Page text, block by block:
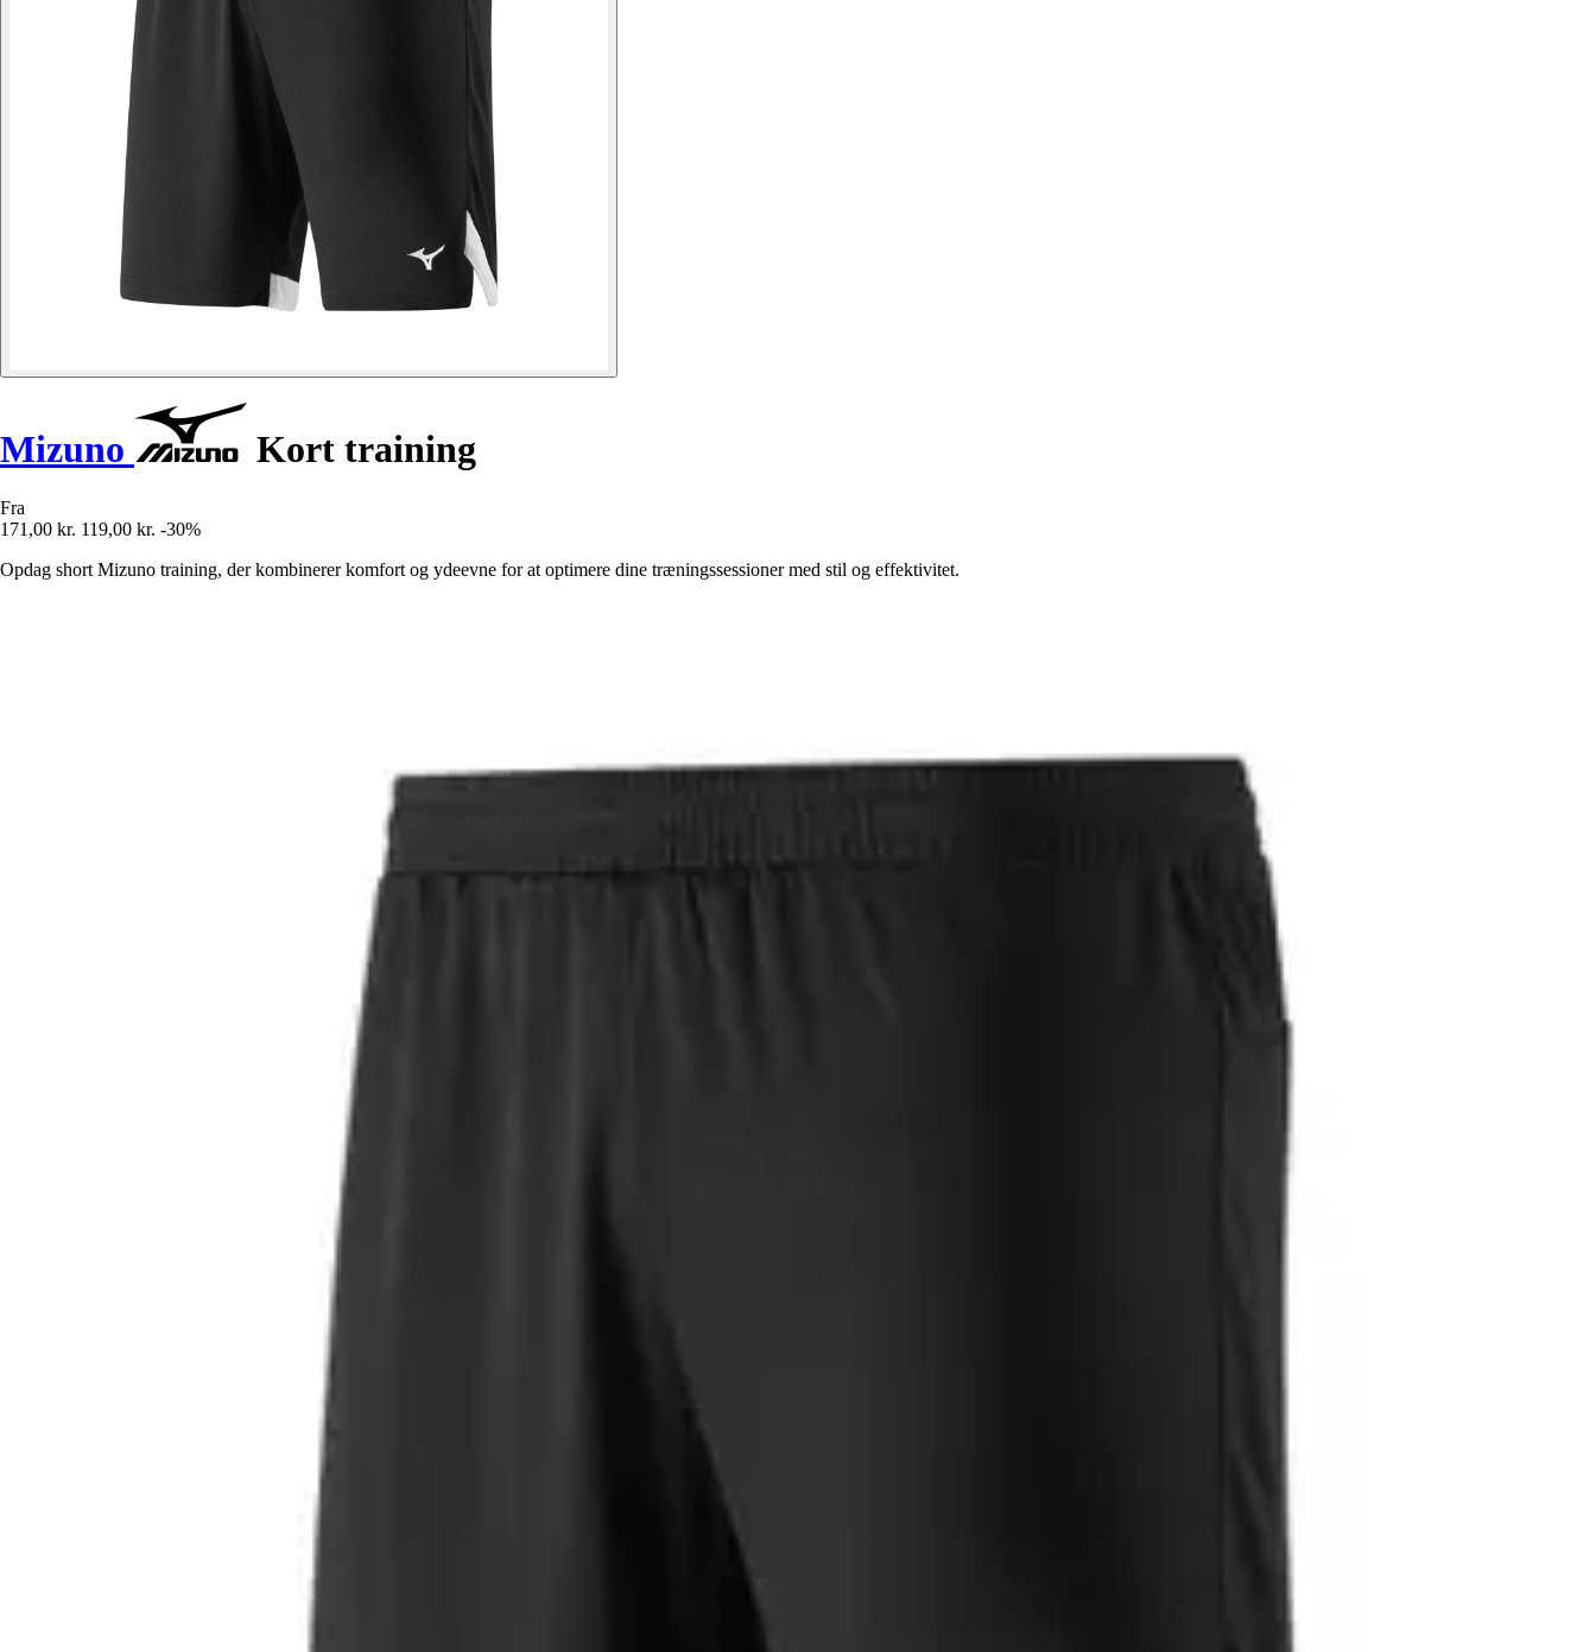
Mizuno Kort training
Fra
171,00 kr. 119,00 kr. -30%
Opdag short Mizuno training, der kombinerer komfort og ydeevne for at optimere dine træningssessioner med stil og effektivitet.